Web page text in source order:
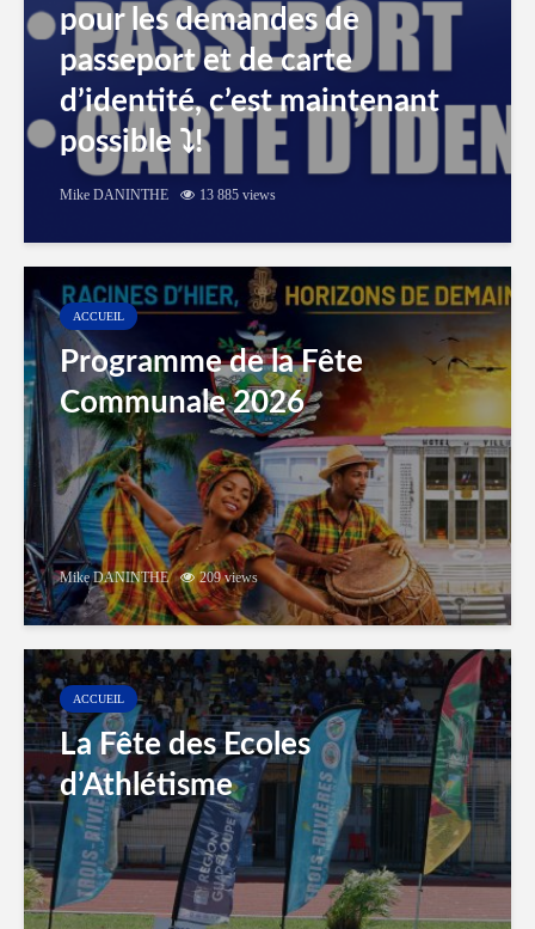
pour les demandes de
passeport et de carte
d’identité, c’est maintenant
possible ⤵️!
Mike DANINTHE 13 885 views
ACCUEIL
Programme de la Fête
Communale 2026
Mike DANINTHE 209 views
ACCUEIL
La Fête des Ecoles
d’Athlétisme